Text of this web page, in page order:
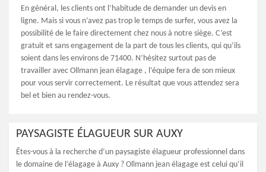
En général, les clients ont l’habitude de demander un devis en
ligne. Mais si vous n’avez pas trop le temps de surfer, vous avez la
possibilité de le faire directement chez nous à notre siège. C’est
gratuit et sans engagement de la part de tous les clients, qui qu’ils
soient dans les environs de 71400. N’hésitez surtout pas de
travailler avec Ollmann jean élagage , l’équipe fera de son mieux
pour vous servir correctement. Le résultat que vous attendez sera
bel et bien au rendez-vous.
PAYSAGISTE ÉLAGUEUR SUR AUXY
Êtes-vous à la recherche d’un paysagiste élagueur professionnel dans
le domaine de l’élagage à Auxy ? Ollmann jean élagage est celui qu’il